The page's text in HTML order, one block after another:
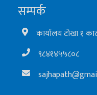
सम्पर्क
कार्यालय टोखा १
९८४१४५५८०८